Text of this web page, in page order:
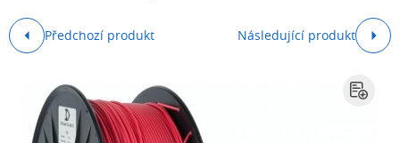
Předchozí produkt Následující produkt